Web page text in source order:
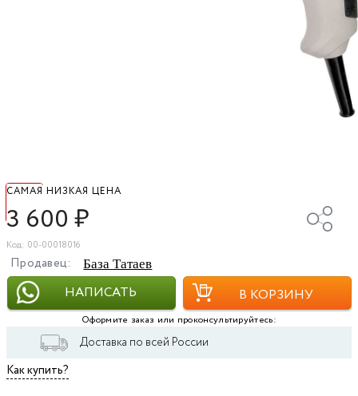
САМАЯ НИЗКАЯ ЦЕНА
3 600₽
Код: 00-00018016
Продавец: База Татаев
НАПИСАТЬ В КОРЗИНУ
Оформите заказ или проконсультируйтесь:
Доставка по всей России
Как купить?